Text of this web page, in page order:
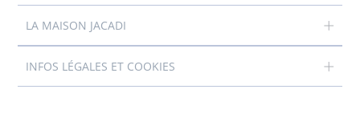
LA MAISON JACADI
INFOS LÉGALES ET COOKIES